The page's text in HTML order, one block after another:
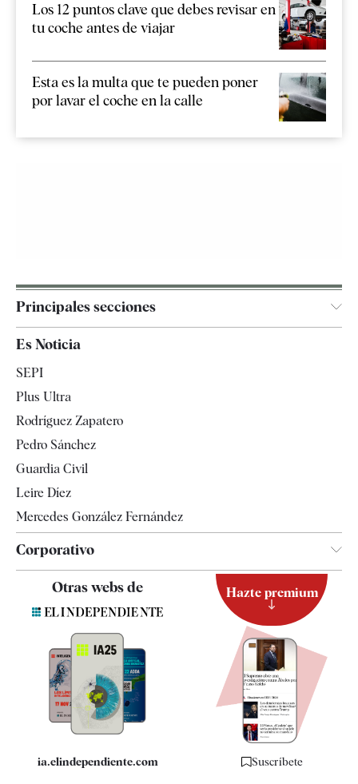
Los 12 puntos clave que debes revisar en
tu coche antes de viajar
Esta es la multa que te pueden poner
por lavar el coche en la calle
Principales secciones
España
Televisión
Es Noticia
SEPI
Plus Ultra
Rodríguez Zapatero
Pedro Sánchez
Guardia Civil
Leire Díez
Mercedes González Fernández
Corporativo
Contacto
Quiénes somos
Especificaciones
Otras webs de
ia.elindependiente.com
Hazte premium
Suscríbete